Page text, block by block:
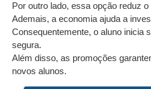
Por outro lado, essa opção reduz
Ademais, a economia ajuda a
Consequentemente, o aluno inicia
segura.
Além disso, as promoções
novos alunos.